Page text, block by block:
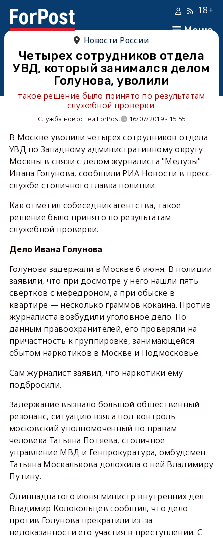
Меню
18+
Новости России
Четырех сотрудников отдела
УВД, который занимался делом
Голунова, уволили
такое решение было принято по результатам
служебной проверки.
Служба новостей ForPost 16/07/2019 - 15:55
В Москве уволили четырех сотрудников отдела
УВД по Западному административному округу
Москвы в связи с делом журналиста "Медузы"
Ивана Голунова, сообщили РИА Новости в пресс-
службе столичного главка полиции.
Как отметил собеседник агентства, такое
решение было принято по результатам
служебной проверки.
Дело Ивана Голунова
Голунова задержали в Москве 6 июня. В полиции
заявили, что при досмотре у него нашли пять
свертков с мефедроном, а при обыске в
квартире — несколько граммов кокаина. Против
журналиста возбудили уголовное дело. По
данным правоохранителей, его проверяли на
причастность к группировке, занимающейся
сбытом наркотиков в Москве и Подмосковье.
Сам журналист заявил, что наркотики ему
подбросили.
Задержание вызвало большой общественный
резонанс, ситуацию взяла под контроль
московский уполномоченный по правам
человека Татьяна Потяева, столичное
управление МВД и Генпрокуратура, омбудсмен
Татьяна Москалькова доложила о ней Владимиру
Путину.
Одиннадцатого июня министр внутренних дел
Владимир Колокольцев сообщил, что дело
против Голунова прекратили из-за
недоказанности его участия в преступлении. С